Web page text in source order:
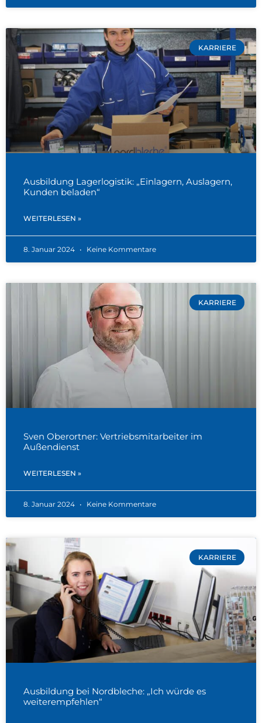
KARRIERE
Ausbildung Lagerlogistik: „Einlagern, Auslagern,
Kunden beladen“
WEITERLESEN »
8. Januar 2024 Keine Kommentare
KARRIERE
Sven Oberortner: Vertriebsmitarbeiter im
Außendienst
WEITERLESEN »
8. Januar 2024 Keine Kommentare
KARRIERE
Ausbildung bei Nordbleche: „Ich würde es
weiterempfehlen“